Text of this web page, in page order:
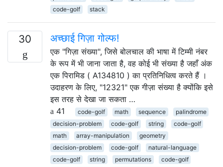
code-golf
stack
30 अच्छाई गिज़ा गोल्फ!
एक "गिज़ा संख्या", जिसे बोलचाल की भाषा में टिम्मी नंबर
के रूप में भी जाना जाता है, वह कोई भी संख्या है जहाँ अंक
एक पिरामिड ( A134810 ) का प्रतिनिधित्व करते हैं ।
उदाहरण के लिए, "12321" एक गीज़ा संख्या है क्योंकि इसे
इस तरह से देखा जा सकता …
41
code-golf math sequence
palindrome
decision-problem
code-golf string
code-golf
math
array-manipulation
geometry
decision-problem
code-golf
natural-language
code-golf
string permutations
code-golf